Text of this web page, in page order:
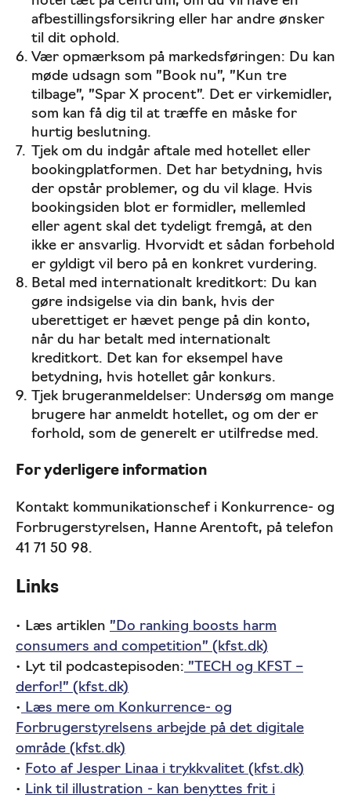
afbestillingsforsikring eller har andre ønsker
til dit ophold.
Vær opmærksom på markedsføringen: Du kan
møde udsagn som ”Book nu”, ”Kun tre
tilbage”, ”Spar X procent”. Det er virkemidler,
som kan få dig til at træffe en måske for
hurtig beslutning.
Tjek om du indgår aftale med hotellet eller
bookingplatformen. Det har betydning, hvis
der opstår problemer, og du vil klage. Hvis
bookingsiden blot er formidler, mellemled
eller agent skal det tydeligt fremgå, at den
ikke er ansvarlig. Hvorvidt et sådan forbehold
er gyldigt vil bero på en konkret vurdering.
Betal med internationalt kreditkort: Du kan
gøre indsigelse via din bank, hvis der
uberettiget er hævet penge på din konto,
når du har betalt med internationalt
kreditkort. Det kan for eksempel have
betydning, hvis hotellet går konkurs.
Tjek brugeranmeldelser: Undersøg om mange
brugere har anmeldt hotellet, og om der er
forhold, som de generelt er utilfredse med.
For yderligere information
Kontakt kommunikationschef i Konkurrence- og
Forbrugerstyrelsen, Hanne Arentoft, på telefon
41 71 50 98.
Links
• Læs artiklen ”Do ranking boosts harm
consumers and competition” (kfst.dk)
• Lyt til podcastepisoden: ”TECH og KFST –
derfor!” (kfst.dk)
• Læs mere om Konkurrence- og
Forbrugerstyrelsens arbejde på det digitale
område (kfst.dk)
• Foto af Jesper Linaa i trykkvalitet (kfst.dk)
• Link til illustration - kan benyttes frit i